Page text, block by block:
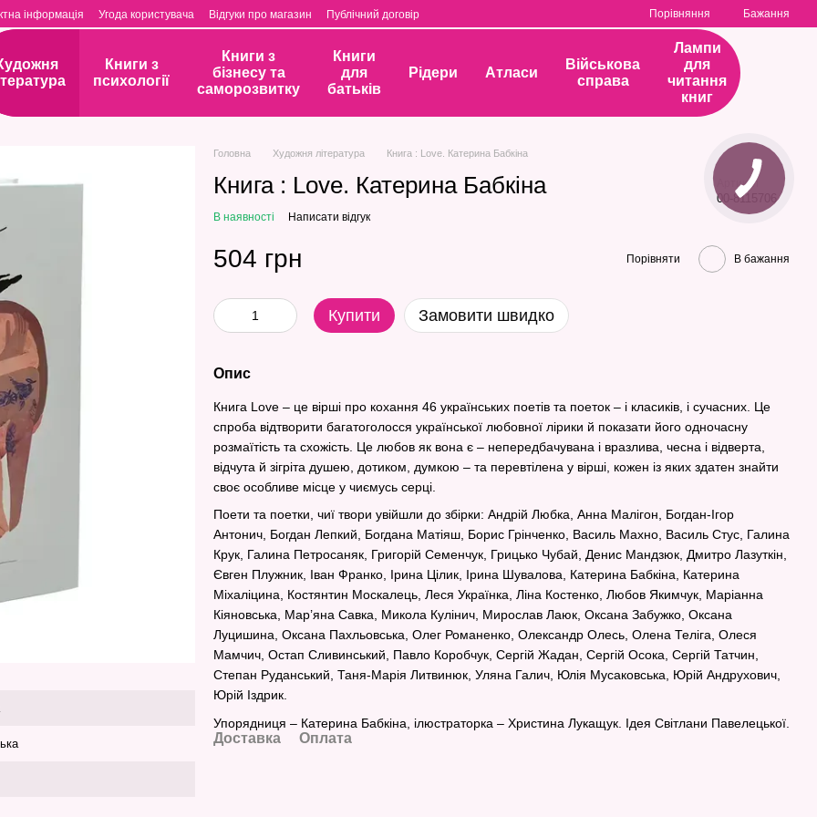
інформація Угода користувача Відгуки про магазин Публічний договір Порівняння Бажання
Книги з
психології
Книги з
бізнесу та
саморозвитку
Книги
для
батьків
Рідери Атласи
Військова
справа
Лампи
для
читання
книг
Головна Художня література Книга : Love. Катерина Бабкіна
Книга : Love. Катерина Бабкіна Артикул
00-8115706
В наявності Написати відгук
504 грн Порівняти В бажання
Купити Замовити швидко
Опис
Книга Love – це вірші про кохання 46 українських поетів та поеток – і класиків, і сучасних. Це
спроба відтворити багатоголосся української любовної лірики й показати його одночасну
розмаїтість та схожість. Це любов як вона є – непередбачувана і вразлива, чесна і відверта,
відчута й зігріта душею, дотиком, думкою – та перевтілена у вірші, кожен із яких здатен знайти
своє особливе місце у чиємусь серці.
Поети та поетки, чиї твори увійшли до збірки: Андрій Любка, Анна Малігон, Богдан-Ігор
Антонич, Богдан Лепкий, Богдана Матіяш, Борис Грінченко, Василь Махно, Василь Стус, Галина
Крук, Галина Петросаняк, Григорій Семенчук, Грицько Чубай, Денис Мандзюк, Дмитро Лазуткін,
Євген Плужник, Іван Франко, Ірина Цілик, Ірина Шувалова, Катерина Бабкіна, Катерина
Міхаліцина, Костянтин Москалець, Леся Українка, Ліна Костенко, Любов Якимчук, Маріанна
Кіяновська, Мар’яна Савка, Микола Кулінич, Мирослав Лаюк, Оксана Забужко, Оксана
Луцишина, Оксана Пахльовська, Олег Романенко, Олександр Олесь, Олена Теліга, Олеся
Мамчич, Остап Сливинський, Павло Коробчук, Сергій Жадан, Сергій Осока, Сергій Татчин,
Степан Руданський, Таня-Марія Литвинюк, Уляна Галич, Юлія Мусаковська, Юрій Андрухович,
Юрій Іздрик.
Упорядниця – Катерина Бабкіна, ілюстраторка – Христина Лукащук. Ідея Світлани Павелецької.
Доставка Оплата